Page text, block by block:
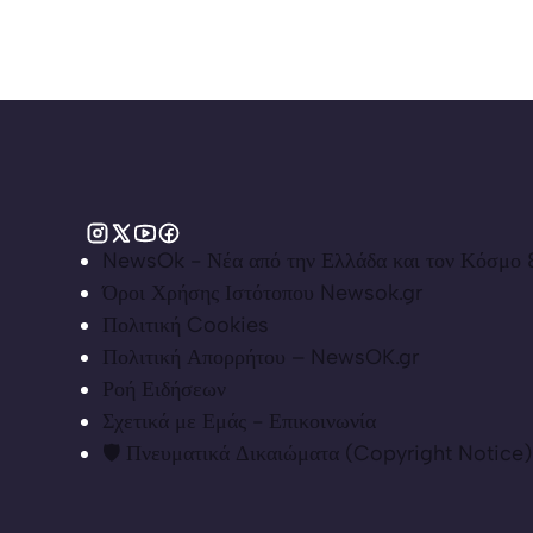
NewsOk - Νέα από την Ελλάδα και τον Κόσμο
Όροι Χρήσης Ιστότοπου Newsok.gr
Πολιτική Cookies
Πολιτική Απορρήτου – NewsOK.gr
Ροή Ειδήσεων
Σχετικά με Εμάς - Επικοινωνία
🛡️ Πνευματικά Δικαιώματα (Copyright Notice)